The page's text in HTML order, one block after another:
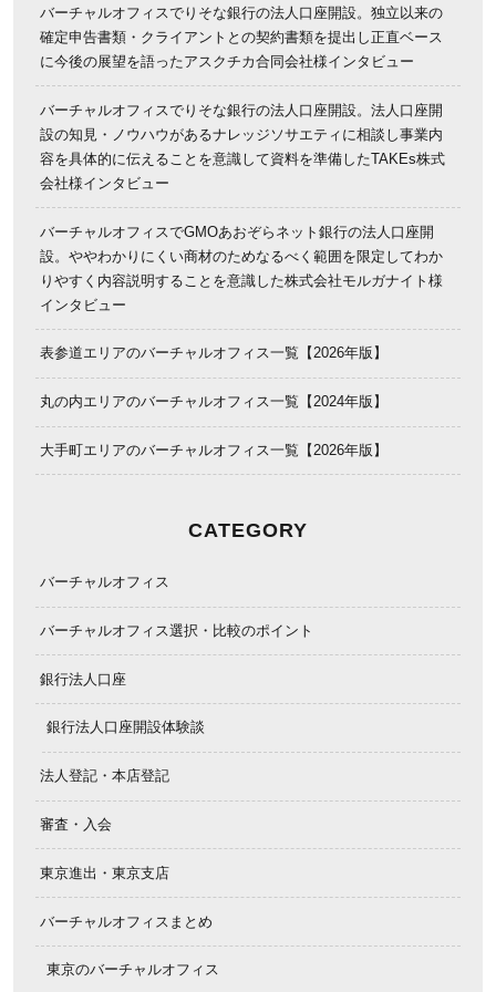
バーチャルオフィスでりそな銀行の法人口座開設。独立以来の
確定申告書類・クライアントとの契約書類を提出し正直ベース
に今後の展望を語ったアスクチカ合同会社様インタビュー
バーチャルオフィスでりそな銀行の法人口座開設。法人口座開
設の知見・ノウハウがあるナレッジソサエティに相談し事業内
容を具体的に伝えることを意識して資料を準備したTAKEs株式
会社様インタビュー
バーチャルオフィスでGMOあおぞらネット銀行の法人口座開
設。ややわかりにくい商材のためなるべく範囲を限定してわか
りやすく内容説明することを意識した株式会社モルガナイト様
インタビュー
表参道エリアのバーチャルオフィス一覧【2026年版】
丸の内エリアのバーチャルオフィス一覧【2024年版】
大手町エリアのバーチャルオフィス一覧【2026年版】
CATEGORY
バーチャルオフィス
バーチャルオフィス選択・比較のポイント
銀行法人口座
銀行法人口座開設体験談
法人登記・本店登記
審査・入会
東京進出・東京支店
バーチャルオフィスまとめ
東京のバーチャルオフィス